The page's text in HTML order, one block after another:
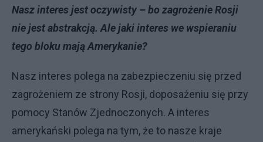
Nasz interes jest oczywisty – bo zagrożenie Rosji
nie jest abstrakcją. Ale jaki interes we wspieraniu
tego bloku mają Amerykanie?
Nasz interes polega na zabezpieczeniu się przed
zagrożeniem ze strony Rosji, doposażeniu się przy
pomocy Stanów Zjednoczonych. A interes
amerykański polega na tym, że to nasze kraje